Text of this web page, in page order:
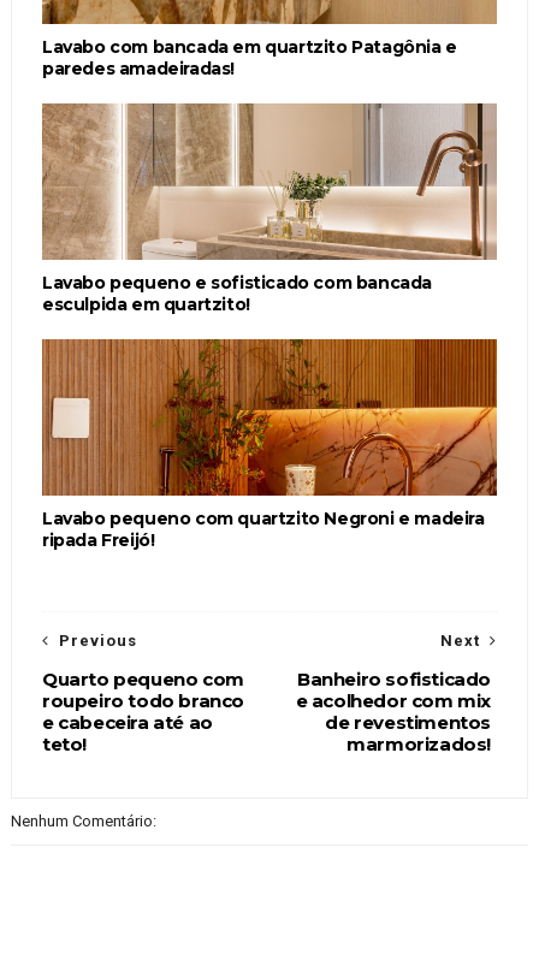
Lavabo com bancada em quartzito Patagônia e
paredes amadeiradas!
Lavabo pequeno e sofisticado com bancada
esculpida em quartzito!
Lavabo pequeno com quartzito Negroni e madeira
ripada Freijó!
Next
Banheiro sofisticado
e acolhedor com mix
de revestimentos
marmorizados!
Previous
Quarto pequeno com
roupeiro todo branco
e cabeceira até ao
teto!
Nenhum Comentário: